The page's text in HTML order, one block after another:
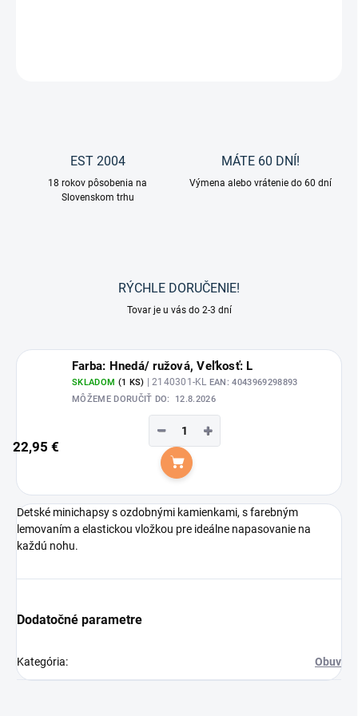
EST 2004
18 rokov pôsobenia na
Slovenskom trhu
MÁTE 60 DNÍ!
Výmena alebo vrátenie do 60 dní
RÝCHLE DORUČENIE!
Tovar je u vás do 2-3 dní
Farba: Hnedá/ ružová, Veľkosť: L
SKLADOM (1 KS) | 2140301-KL EAN: 4043969298893
MÔŽEME DORUČIŤ DO:
12.8.2026
22,95 €
+
−
Do košíka
Detské minichapsy s ozdobnými kamienkami, s farebným
lemovaním a elastickou vložkou pre ideálne napasovanie na
každú nohu.
Dodatočné parametre
Kategória: Obuv